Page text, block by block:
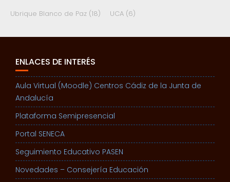
Ubrique Blanco de Paz (18) UCA (6)
ENLACES DE INTERÉS
Aula Virtual (Moodle) Centros Cádiz de la Junta de
Andalucía
Plataforma Semipresencial
Portal SENECA
Seguimiento Educativo PASEN
Novedades – Consejería Educación